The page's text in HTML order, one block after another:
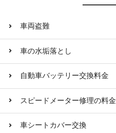
車両盗難
車の水垢落とし
自動車バッテリー交換料金
スピードメーター修理の料金
車シートカバー交換